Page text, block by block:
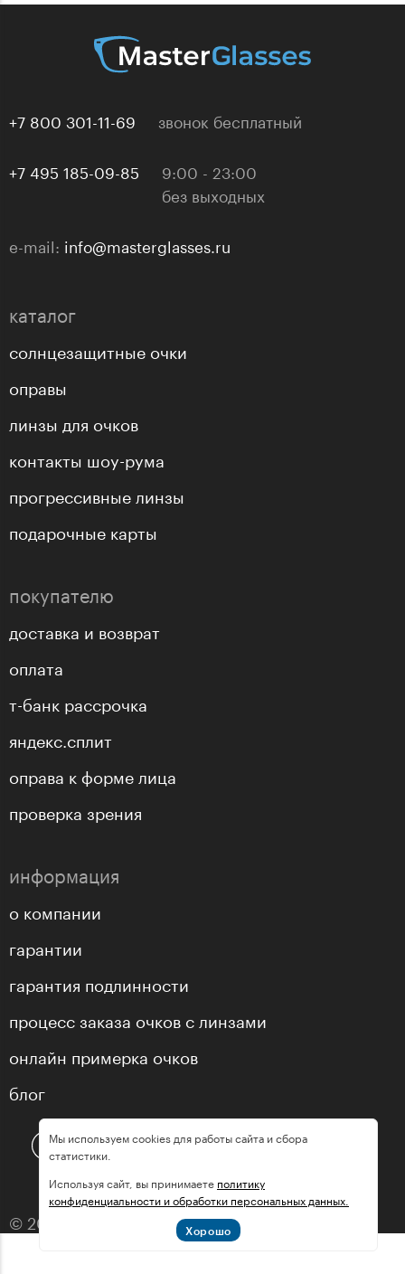
+7 800 301-11-69 звонок бесплатный
+7 495 185-09-85
9:00 - 23:00
без выходных
e-mail: info@masterglasses.ru
каталог
солнцезащитные очки
оправы
линзы для очков
контакты шоу-рума
прогрессивные линзы
подарочные карты
покупателю
доставка и возврат
оплата
т-банк рассрочка
яндекс.сплит
оправа к форме лица
проверка зрения
информация
о компании
гарантии
гарантия подлинности
процесс заказа очков с линзами
онлайн примерка очков
блог
© 2013—2026 оптика «МастерГлассес»
Мы используем cookies для работы сайта и сбора
статистики.
Используя сайт, вы принимаете политику
конфиденциальности и обработки персональных данных.
Хорошо